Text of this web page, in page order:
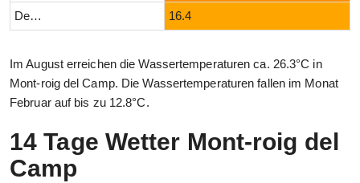
Dezember 16.4
Im August erreichen die Wassertemperaturen ca. 26.3°C in
Mont-roig del Camp. Die Wassertemperaturen fallen im Monat
Februar auf bis zu 12.8°C.
14 Tage Wetter Mont-roig del
Camp